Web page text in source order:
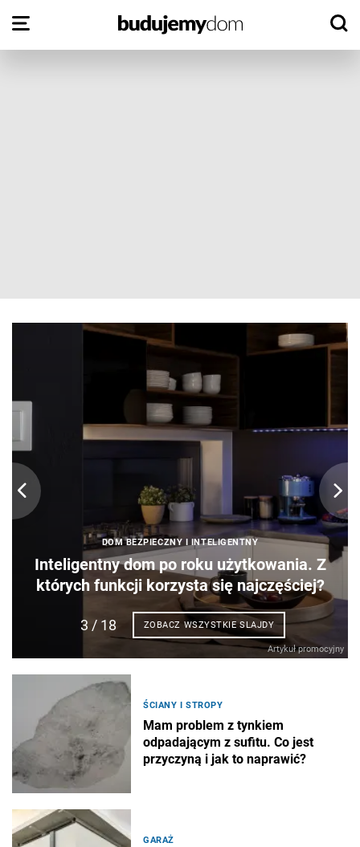
DOM BEZPIECZNY I INTELIGENTNY
Inteligentny dom po roku użytkowania. Z
których funkcji korzysta się najczęściej?
Artykuł promocyjny
3 / 18 ZOBACZ WSZYSTKIE SLAJDY
ŚCIANY I STROPY
Mam problem z tynkiem
odpadającym z sufitu. Co jest
przyczyną i jak to naprawić?
GARAŻ